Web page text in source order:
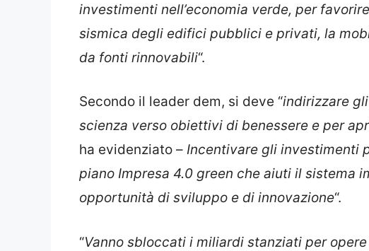
investimenti nell’economia verde, per
sismica degli edifici pubblici e privati, la
da fonti rinnovabili“.
Secondo il leader dem, si deve “indirizzare
scienza verso obiettivi di benessere e per
ha evidenziato – Incentivare gli investimenti
piano Impresa 4.0 green che aiuti il sistema
opportunità di sviluppo e di innovazione“.
“Vanno sbloccati i miliardi stanziati per